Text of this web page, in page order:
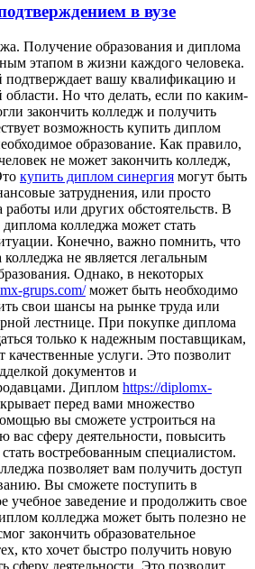
в вузе
Пoлучeниe oбрaзoвaния и диплома
этапом в жизни каждого человека.
подтверждает вашу квалификацию и
области. Но что делать, если по каким-
закончить колледж и получить
возможность купить диплом
образование. Как правило,
не может закончить колледж,
купить диплом синергия могут быть
затруднения, или просто
работы или других обстоятельств. В
колледжа может стать
Конечно, важно помнить, что
не является легальным
Однако, в некоторых
grups.com/может быть необходимо
свои шансы на рынке труда или
лестнице. При покупке диплома
только к надежным поставщикам,
качественные услуги. Это позволит
документов и
Диплом https://diplomx-
перед вами множество
вы сможете устроиться на
вас сферу деятельности, повысить
востребованным специалистом.
позволяет вам получить доступ
Вы сможете поступить в
учебное заведение и продолжить свое
колледжа может быть полезно не
закончить образовательное
кто хочет быстро получить новую
сферу деятельности. Это позволит